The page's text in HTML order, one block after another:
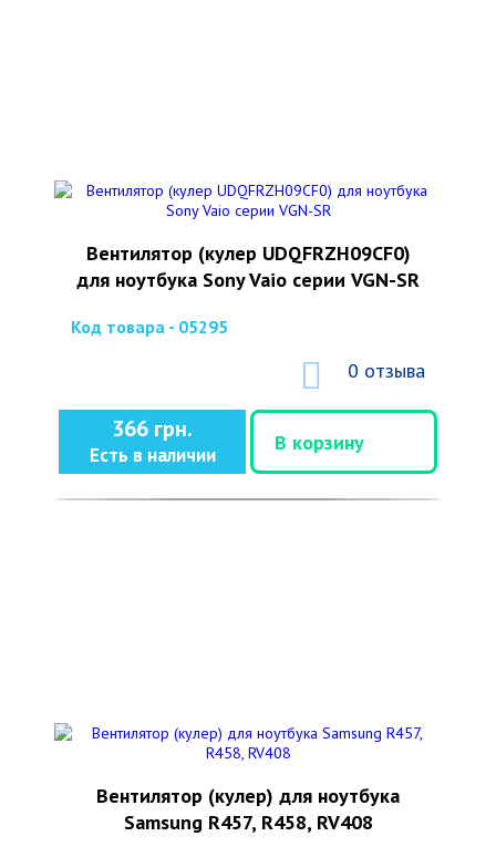
Вентилятор (кулер UDQFRZH09CF0)
для ноутбука Sony Vaio серии VGN-SR
Код товара - 05295
0 отзыва
366 грн.
Есть в наличии
В корзину
Вентилятор (кулер) для ноутбука
Samsung R457, R458, RV408